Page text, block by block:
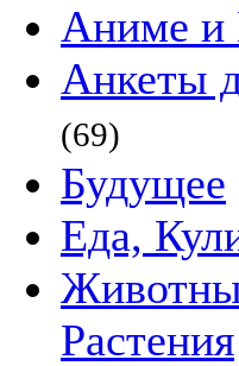
Аниме и
Анкеты
(69)
Будущее
Еда,
Растения